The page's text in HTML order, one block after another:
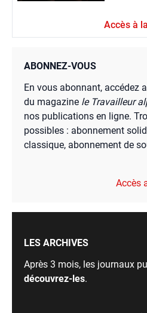
Accès à
ABONNEZ-VOUS
En vous abonnant, accédez
du magazine le Travailleur
nos publications en ligne.
possibles : abonnement
classique, abonnement de
Accès
LES ARCHIVES
Après 3 mois, les journaux
découvrez-les.